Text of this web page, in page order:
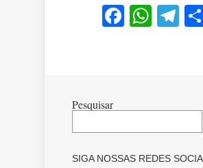
Pesquisar
SIGA NOSSAS REDES